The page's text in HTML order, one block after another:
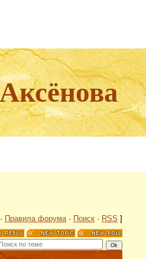
· Правила форума· Поиск · RSS ]